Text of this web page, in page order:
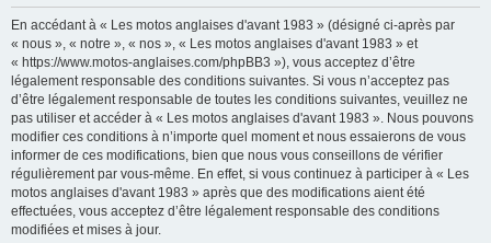
En accédant à « Les motos anglaises d'avant 1983 » (désigné ci-après par
« nous », « notre », « nos », « Les motos anglaises d'avant 1983 » et
« https://www.motos-anglaises.com/phpBB3 »), vous acceptez d’être
légalement responsable des conditions suivantes. Si vous n’acceptez pas
d’être légalement responsable de toutes les conditions suivantes, veuillez ne
pas utiliser et accéder à « Les motos anglaises d'avant 1983 ». Nous pouvons
modifier ces conditions à n’importe quel moment et nous essaierons de vous
informer de ces modifications, bien que nous vous conseillons de vérifier
régulièrement par vous-même. En effet, si vous continuez à participer à « Les
motos anglaises d'avant 1983 » après que des modifications aient été
effectuées, vous acceptez d’être légalement responsable des conditions
modifiées et mises à jour.